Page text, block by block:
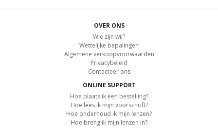
OVER ONS
Wie zijn wij?
Wettelijke bepalingen
Algemene verkoopvoorwaarden
Privacybeleid
Contacteer ons
ONLINE SUPPORT
Hoe plaats ik een bestelling?
Hoe lees ik mijn voorschrift?
Hoe onderhoud ik mijn lenzen?
Hoe breng ik mijn lenzen in?